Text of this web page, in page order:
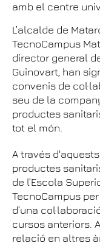
amb el centre
L’alcalde de
TecnoCampus
director general
Guinovart, han
convenis de
seu de la
productes
tot el món.
A través
productes
de l’Escola
TecnoCampus
d’una
cursos anteriors.
relació en altres